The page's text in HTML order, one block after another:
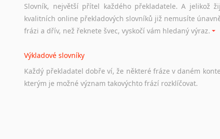
Odkazy poskytující cenné informace nekomerčního
hledat práci na internetu případně osobní zkušenosti
Hledáte-li
práci
stejná obecná pravidla, jako pro český životopis. Tak dost
Slovník, největší přítel každého překladatele. A jelikož
kvalitních online překladových slovníků již nemusíte
frázi a dřív, než řeknete švec, vyskočí vám hledaný výraz.
Výkladové slovníky
Každý překladatel dobře ví, že některé fráze v daném
kterým je možné význam takovýchto frází rozklíčovat.